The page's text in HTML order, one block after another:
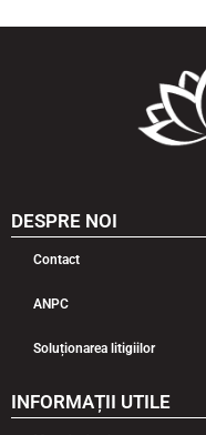
DESPRE NOI
Contact
ANPC
Soluționarea litigiilor
INFORMAȚII UTILE